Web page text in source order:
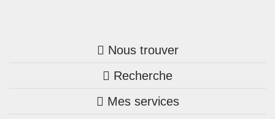
Nous trouver
Trouver une agence
Bretagne
Recherche
Nos annonces
Mes services